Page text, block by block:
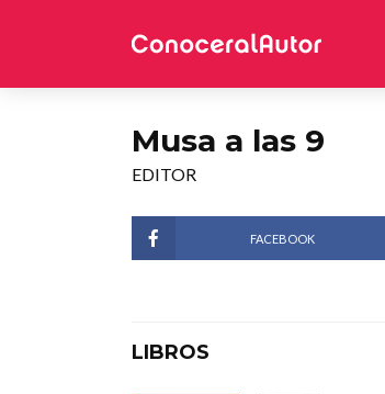
Musa a las 9
EDITOR
FACEBOOK
LIBROS